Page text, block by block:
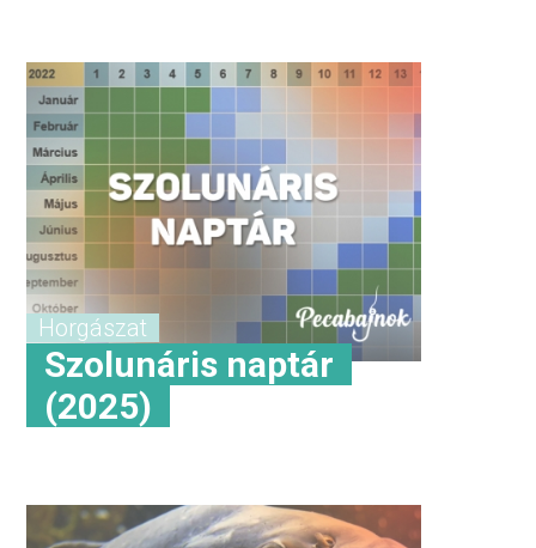
Horgászat
Szolunáris naptár
(2025)